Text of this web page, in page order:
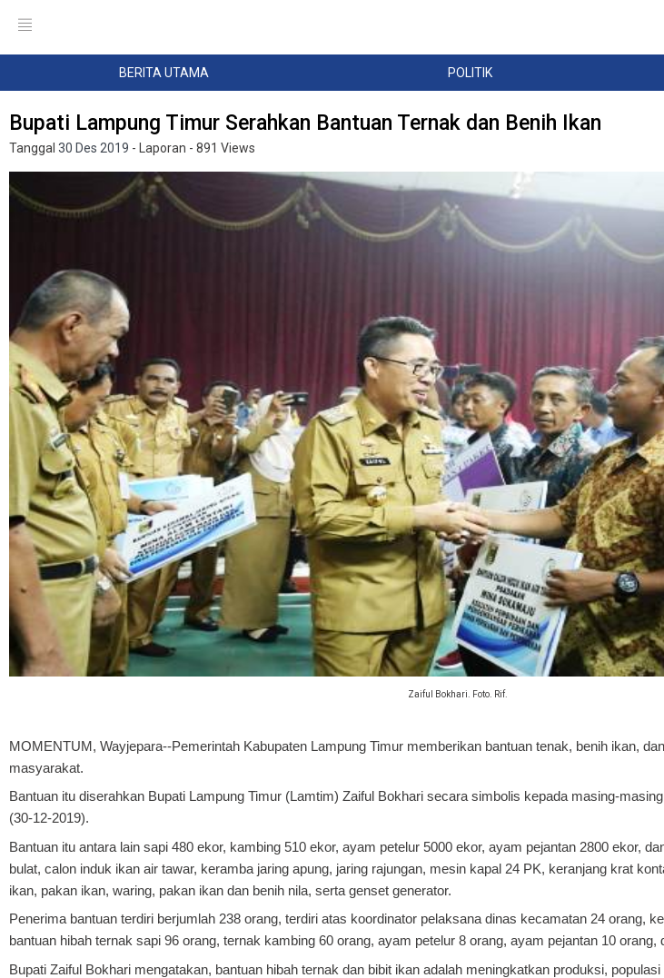
BERITA UTAMA POLITIK
Bupati Lampung Timur Serahkan Bantuan Ternak dan Benih Ikan
Tanggal 30 Des 2019 - Laporan - 891 Views
Zaiful Bokhari. Foto. Rif.
MOMENTUM, Wayjepara--Pemerintah Kabupaten Lampung Timur memberikan bantuan tenak, benih ikan,
masyarakat.
Bantuan itu diserahkan Bupati Lampung Timur (Lamtim) Zaiful Bokhari secara simbolis kepada masing-
(30-12-2019).
Bantuan itu antara lain sapi 480 ekor, kambing 510 ekor, ayam petelur 5000 ekor, ayam pejantan 2800 ekor,
bulat, calon induk ikan air tawar, keramba jaring apung, jaring rajungan, mesin kapal 24 PK, keranjang krat
ikan, pakan ikan, waring, pakan ikan dan benih nila, serta genset generator.
Penerima bantuan terdiri berjumlah 238 orang, terdiri atas koordinator pelaksana dinas kecamatan 24 orang,
bantuan hibah ternak sapi 96 orang, ternak kambing 60 orang, ayam petelur 8 orang, ayam pejantan 10 orang,
Bupati Zaiful Bokhari mengatakan, bantuan hibah ternak dan bibit ikan adalah meningkatkan produksi,